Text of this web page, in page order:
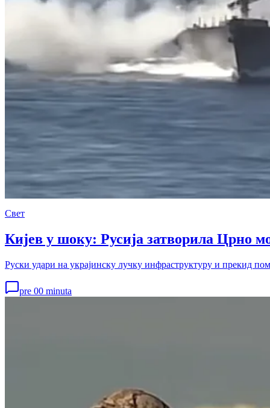
Свет
Кијев у шоку: Русија затворила Црно
Руски удари на украјинску лучку инфраструктуру и прекид
pre 00 minuta